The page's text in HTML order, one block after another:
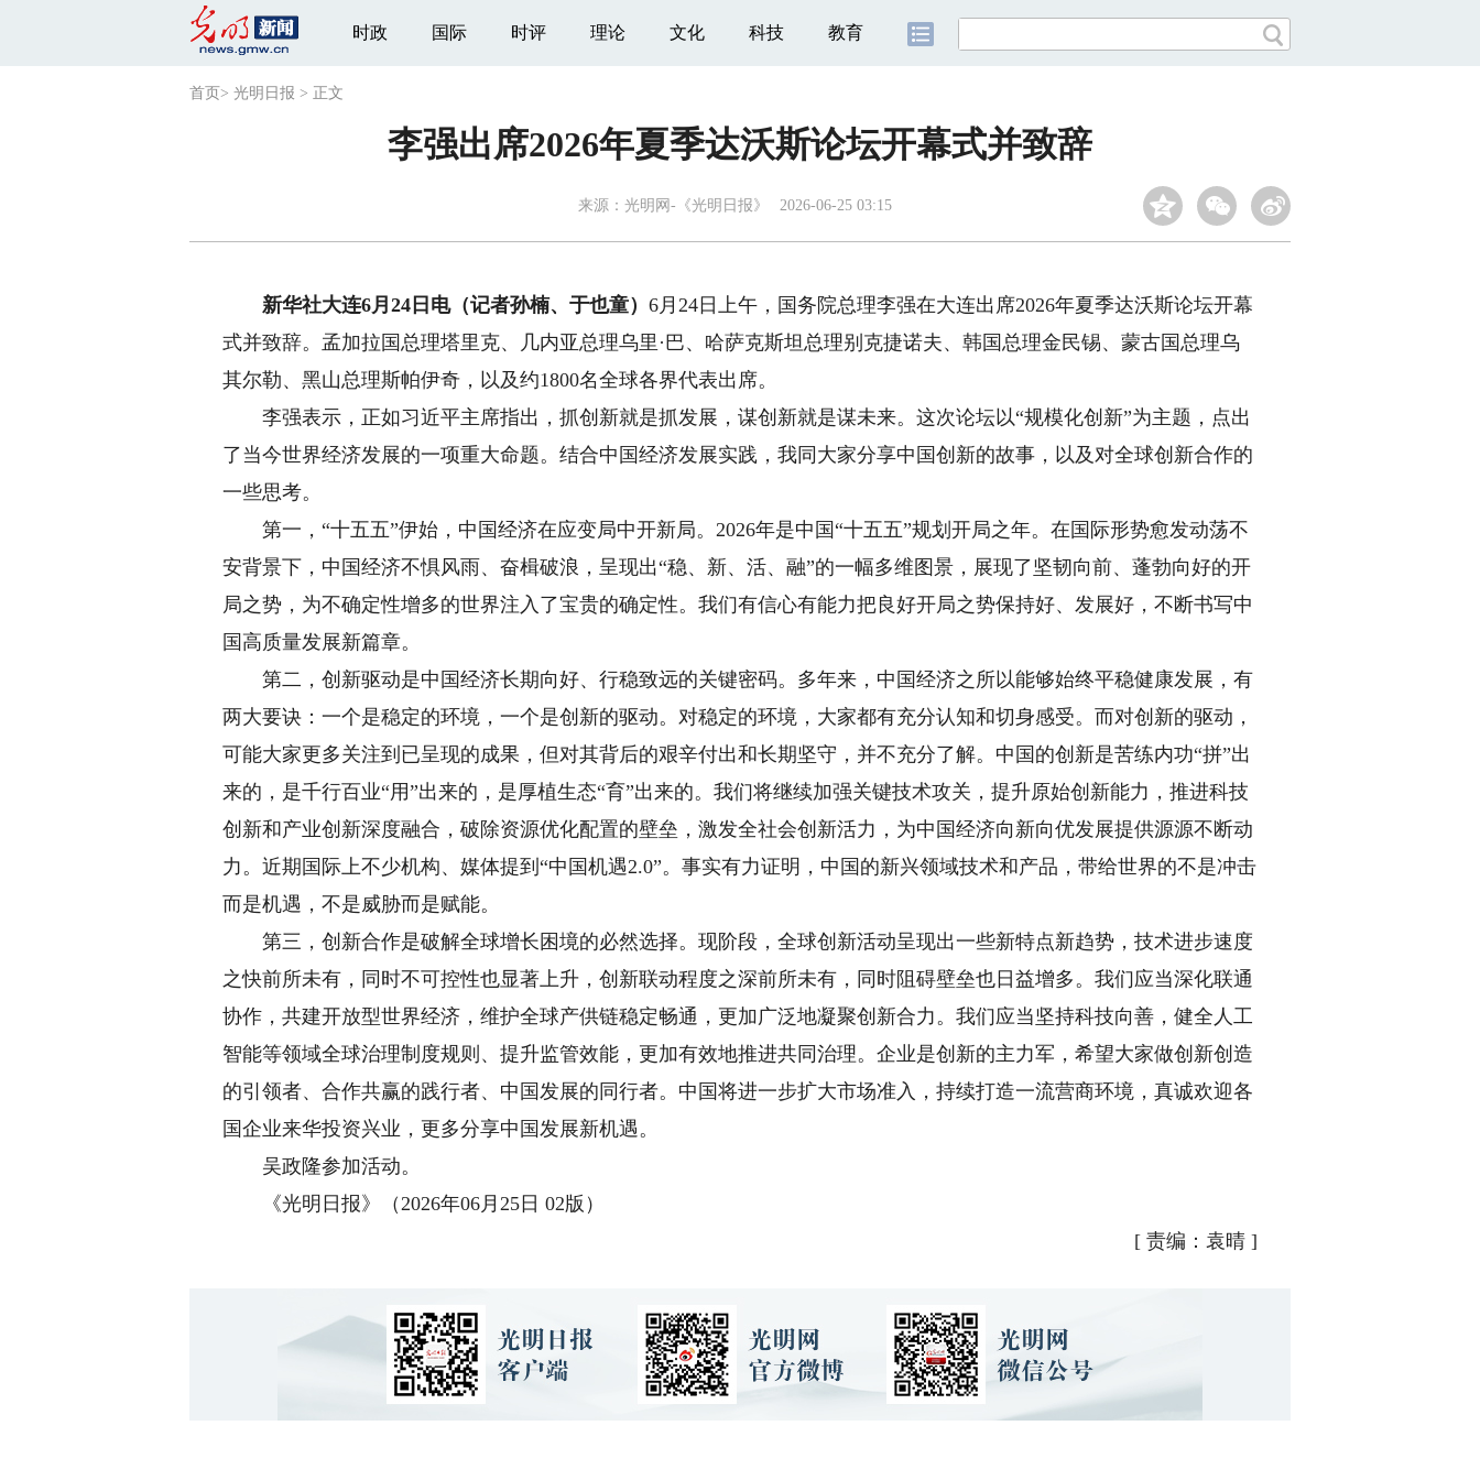
时政 国际 时评 理论 文化 科技 教育
首页 > 光明日报 > 正文
李强出席2026年夏季达沃斯论坛开幕式并致辞
来源： 光明网-《光明日报》 2026-06-25 03:15
新华社大连6月24日电（记者孙楠、于也童） 6月24日上午，国务院总理李强在大连出席2026年夏季达沃斯论坛开幕
式并致辞。孟加拉国总理塔里克、几内亚总理乌里·巴、哈萨克斯坦总理别克捷诺夫、韩国总理金民锡、蒙古国总理乌
其尔勒、黑山总理斯帕伊奇，以及约1800名全球各界代表出席。
李强表示，正如习近平主席指出，抓创新就是抓发展，谋创新就是谋未来。这次论坛以“规模化创新”为主题，点出
了当今世界经济发展的一项重大命题。结合中国经济发展实践，我同大家分享中国创新的故事，以及对全球创新合作的
一些思考。
第一，“十五五”伊始，中国经济在应变局中开新局。2026年是中国“十五五”规划开局之年。在国际形势愈发动荡不
安背景下，中国经济不惧风雨、奋楫破浪，呈现出“稳、新、活、融”的一幅多维图景，展现了坚韧向前、蓬勃向好的开
局之势，为不确定性增多的世界注入了宝贵的确定性。我们有信心有能力把良好开局之势保持好、发展好，不断书写中
国高质量发展新篇章。
第二，创新驱动是中国经济长期向好、行稳致远的关键密码。多年来，中国经济之所以能够始终平稳健康发展，有
两大要诀：一个是稳定的环境，一个是创新的驱动。对稳定的环境，大家都有充分认知和切身感受。而对创新的驱动，
可能大家更多关注到已呈现的成果，但对其背后的艰辛付出和长期坚守，并不充分了解。中国的创新是苦练内功“拼”出
来的，是千行百业“用”出来的，是厚植生态“育”出来的。我们将继续加强关键技术攻关，提升原始创新能力，推进科技
创新和产业创新深度融合，破除资源优化配置的壁垒，激发全社会创新活力，为中国经济向新向优发展提供源源不断动
力。近期国际上不少机构、媒体提到“中国机遇2.0”。事实有力证明，中国的新兴领域技术和产品，带给世界的不是冲击
而是机遇，不是威胁而是赋能。
第三，创新合作是破解全球增长困境的必然选择。现阶段，全球创新活动呈现出一些新特点新趋势，技术进步速度
之快前所未有，同时不可控性也显著上升，创新联动程度之深前所未有，同时阻碍壁垒也日益增多。我们应当深化联通
协作，共建开放型世界经济，维护全球产供链稳定畅通，更加广泛地凝聚创新合力。我们应当坚持科技向善，健全人工
智能等领域全球治理制度规则、提升监管效能，更加有效地推进共同治理。企业是创新的主力军，希望大家做创新创造
的引领者、合作共赢的践行者、中国发展的同行者。中国将进一步扩大市场准入，持续打造一流营商环境，真诚欢迎各
国企业来华投资兴业，更多分享中国发展新机遇。
吴政隆参加活动。
《光明日报》（2026年06月25日 02版）
[ 责编：袁晴 ]